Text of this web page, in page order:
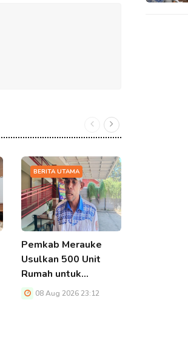
BERITA UTAMA
Pemkab Merauke
Usulkan 500 Unit
Rumah untuk…
08 Aug 2026 23:12